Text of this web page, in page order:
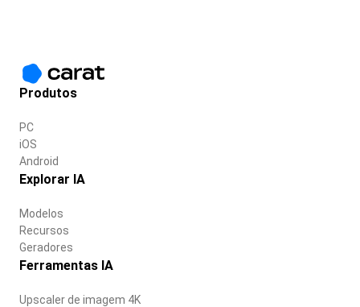
Produtos
PC
iOS
Android
Explorar IA
Modelos
Recursos
Geradores
Ferramentas IA
Upscaler de imagem 4K